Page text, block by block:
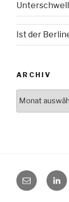
Ist der
ARCHIV
E-
Mail